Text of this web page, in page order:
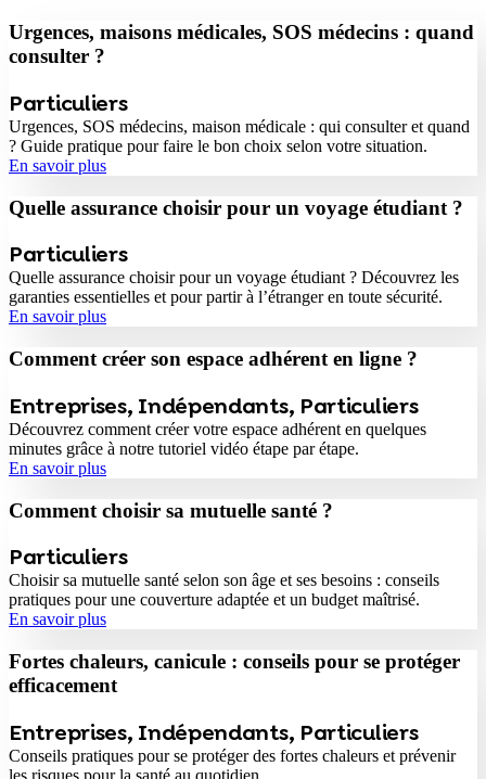
Urgences, maisons médicales, SOS médecins : quand
consulter ?
Particuliers
Urgences, SOS médecins, maison médicale : qui consulter et quand
? Guide pratique pour faire le bon choix selon votre situation.
En savoir plus
Quelle assurance choisir pour un voyage étudiant ?
Particuliers
Quelle assurance choisir pour un voyage étudiant ? Découvrez les
garanties essentielles et pour partir à l’étranger en toute sécurité.
En savoir plus
Comment créer son espace adhérent en ligne ?
Entreprises, Indépendants, Particuliers
Découvrez comment créer votre espace adhérent en quelques
minutes grâce à notre tutoriel vidéo étape par étape.
En savoir plus
Comment choisir sa mutuelle santé ?
Particuliers
Choisir sa mutuelle santé selon son âge et ses besoins : conseils
pratiques pour une couverture adaptée et un budget maîtrisé.
En savoir plus
Fortes chaleurs, canicule : conseils pour se protéger
efficacement
Entreprises, Indépendants, Particuliers
Conseils pratiques pour se protéger des fortes chaleurs et prévenir
les risques pour la santé au quotidien.